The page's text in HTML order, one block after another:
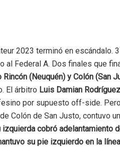
2023 terminó en escándalo.
Federal A. Dos finales que
Rincón (Neuquén) y Colón (San
El árbitro Luis Damian Rodríguez
por supuesto off-side.
Colón de San Justo, contuvo
cobró adelantamiento
su pie izquierdo en la línea